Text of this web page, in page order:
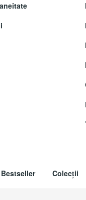
Bestseller Colecții